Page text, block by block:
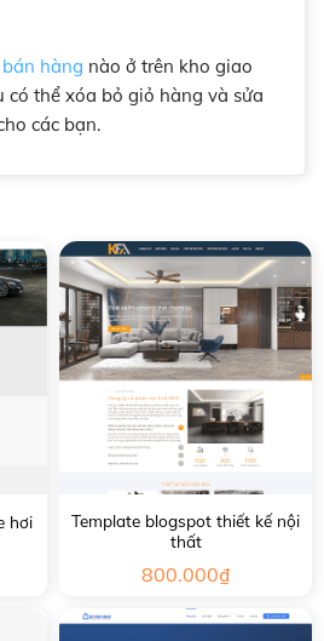
hàng nào ở trên kho giao
có thể xóa bỏ giỏ hàng và sửa
các bạn.
hơi
Template blogspot thiết kế nội
thất
800.000₫